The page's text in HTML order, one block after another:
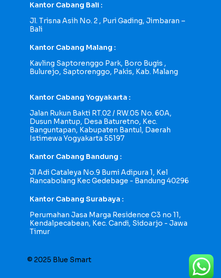
Kantor Cabang Bali :
Jl. Trisna Asih No. 2 , Puri Gading, Jimbaran –
Bali
Kantor Cabang Malang :
Kavling Saptorenggo Park, Boro Bugis ,
Bulurejo, Saptorenggo, Pakis, Kab. Malang
Kantor Cabang Yogyakarta :
Jalan Rukun Bakti RT.02 / RW.05 No. 60A,
Dusun Mantup, Desa Baturetno, Kec.
Banguntapan, Kabupaten Bantul, Daerah
Istimewa Yogyakarta 55197
Kantor Cabang Bandung :
Jl Adi Cataleya No.9 Bumi Adipura 1, Kel
Rancabolang Kec Gedebage - Bandung 40296
Kantor Cabang Surabaya :
Perumahan Jasa Marga Residence C3 no 11,
Kendalpecabean, Kec. Candi, Sidoarjo - Jawa
Timur
© 2025 Blue Smart